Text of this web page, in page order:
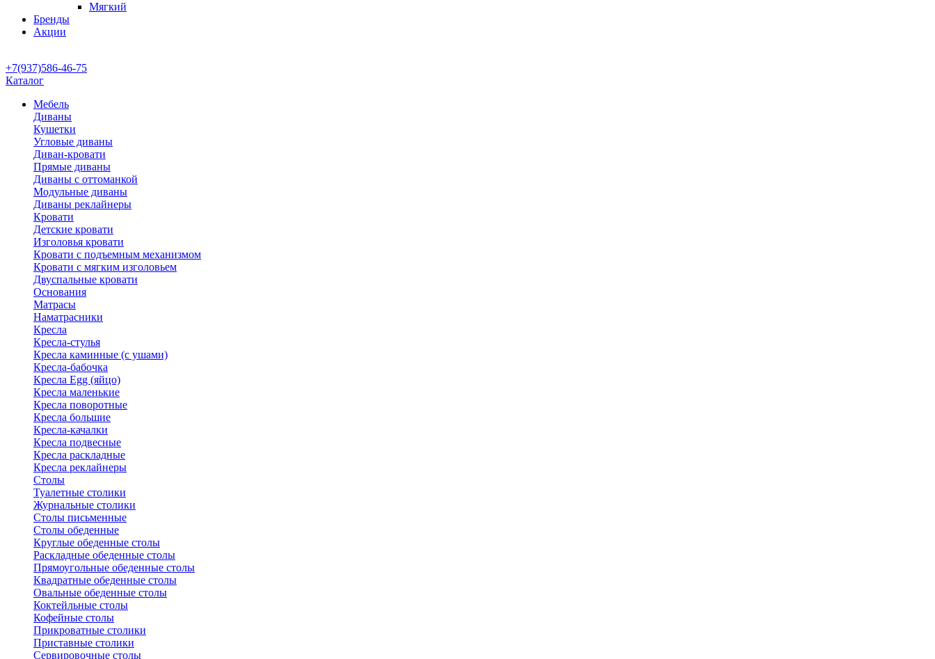
Мягкий
Бренды
Акции
+7(937)586-46-75
Каталог
Мебель
Диваны
Кушетки
Угловые диваны
Диван-кровати
Прямые диваны
Диваны с оттоманкой
Модульные диваны
Диваны реклайнеры
Кровати
Детские кровати
Изголовья кровати
Кровати с подъемным механизмом
Кровати с мягким изголовьем
Двуспальные кровати
Основания
Матрасы
Наматрасники
Кресла
Кресла-стулья
Кресла каминные (с ушами)
Кресла-бабочка
Кресла Egg (яйцо)
Кресла маленькие
Кресла поворотные
Кресла большие
Кресла-качалки
Кресла подвесные
Кресла раскладные
Кресла реклайнеры
Столы
Туалетные столики
Журнальные столики
Столы письменные
Столы обеденные
Круглые обеденные столы
Раскладные обеденные столы
Прямоугольные обеденные столы
Квадратные обеденные столы
Овальные обеденные столы
Коктейльные столы
Кофейные столы
Прикроватные столики
Приставные столики
Сервировочные столы